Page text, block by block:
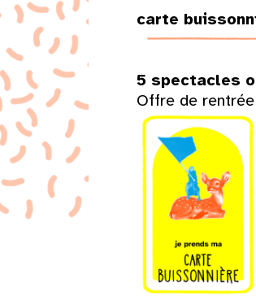
Mar Mer Jeu
carte
5 spectacles
Offre de